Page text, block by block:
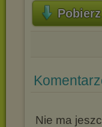
Pobierz
Nie ma